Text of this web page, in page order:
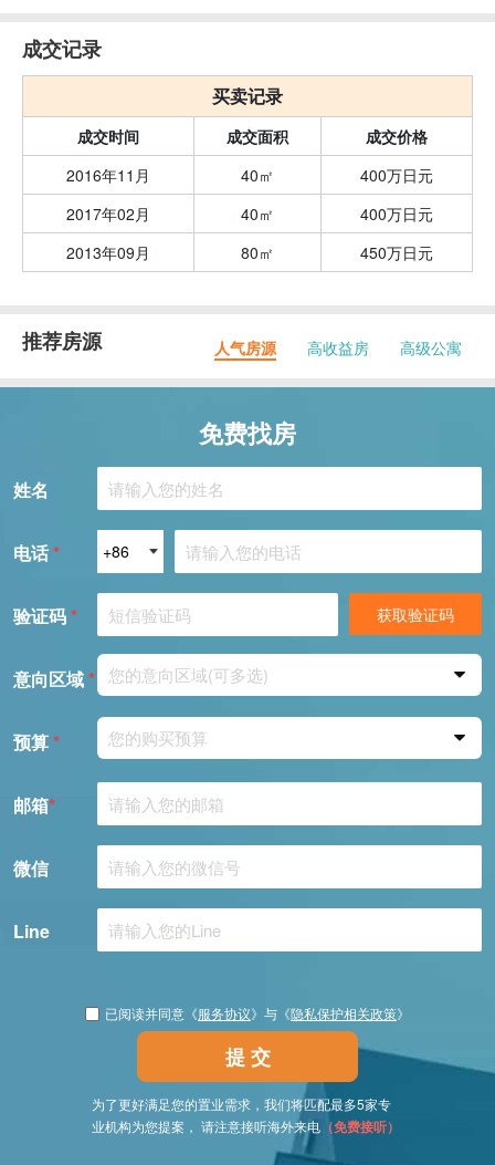
成交记录
买卖记录
成交时间 成交面积
成交价格
2016年11月
40㎡
400万日元
2017年02月
40㎡
400万日元
2013年09月
80㎡ 450万日元
推荐房源 人气房源 高收益房 高级公寓
免费找房
姓名
电话*
验证码* 获取验证码
意向区域* 您的意向区域(可多选)
预算* 您的购买预算
邮箱*
微信
Line
已阅读并同意《服务协议》与《隐私保护相关政策》
提 交
为了更好满足您的置业需求，我们将匹配最多5家专
业机构为您提案， 请注意接听海外来电 （免费接听）